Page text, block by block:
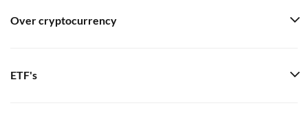
Over cryptocurrency
ETF's